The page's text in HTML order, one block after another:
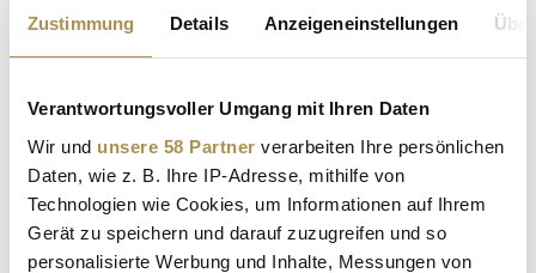
Zustimmung Details Anzeigeneinstellungen
Verantwortungsvoller Umgang mit Ihren Daten
Wir und unsere 58 Partner verarbeiten Ihre persönlichen
Daten, wie z. B. Ihre IP-Adresse, mithilfe von
Technologien wie Cookies, um Informationen auf Ihrem
Gerät zu speichern und darauf zuzugreifen und so
personalisierte Werbung und Inhalte, Messungen von